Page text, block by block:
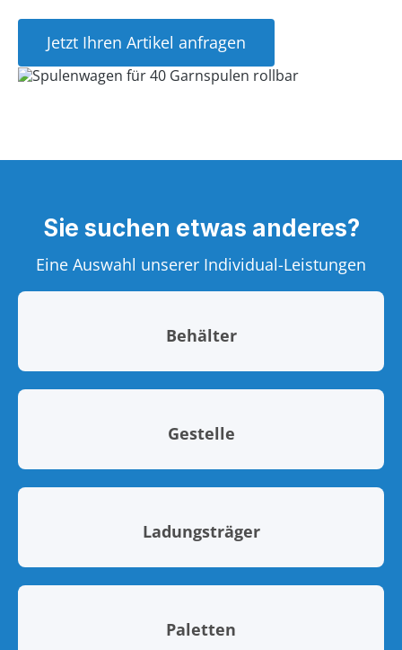
Jetzt Ihren Artikel anfragen
Sie suchen etwas anderes?
Eine Auswahl unserer Individual-Leistungen
Behälter
Gestelle
Ladungsträger
Paletten